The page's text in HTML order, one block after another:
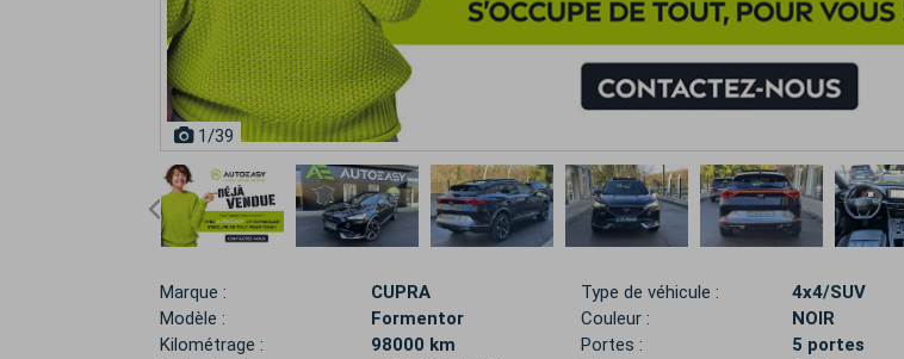
1/39
Marque :
CUPRA
Modèle :
Formentor
Kilométrage :
98000 km
Type de véhicule :
4x4/SUV
Couleur :
NOIR
Portes :
5 portes